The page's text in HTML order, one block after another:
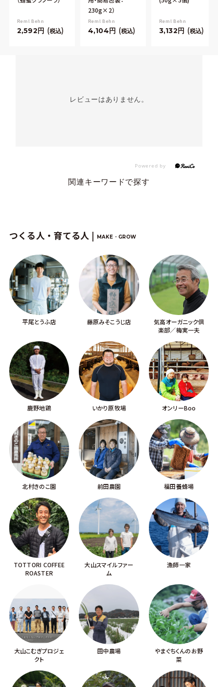
Reml Behn
2,592 税込
230g×2）
Reml Behn
4,104 税込
Reml Behn
3,132 税込
レビューはありません。
関連キーワードで探す
つくる人・育てる人 | MAKE・GROW
平尾とうふ店 藤原みそこうじ店
気高オーガニック倶
楽部／梅実一夫
鹿野地鶏 いかり原牧場 オンリーBoo
北村きのこ園 前田農園 福田養蜂場
TOTTORI COFFEE
ROASTER
大山スマイルファー
ム
漁師一家
大山こむぎプロジェ
クト
田中農場
やまぐちくんのお野
菜